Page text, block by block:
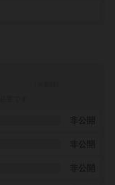
非公開
非公開
非公開